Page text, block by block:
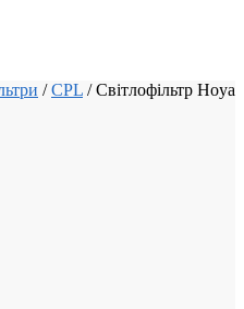
/CPL /Світлофільтр Hoya